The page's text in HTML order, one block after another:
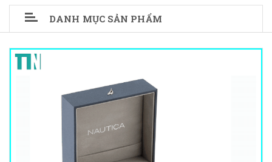
DANH MỤC SẢN PHẨM